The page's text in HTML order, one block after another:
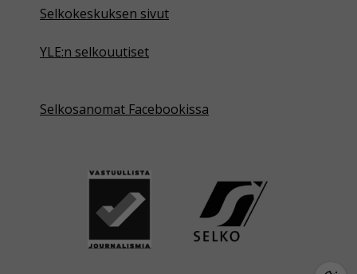
Selkokeskuksen sivut
YLE:n selkouutiset
Selkosanomat Facebookissa